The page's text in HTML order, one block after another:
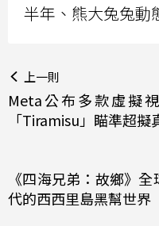
半年、熊大兔兔動
上一則
Meta公布多款虛擬
「Tiramisu」瞄準超擬
《四海兄弟：故鄉》
代的西西里島黑幫世界